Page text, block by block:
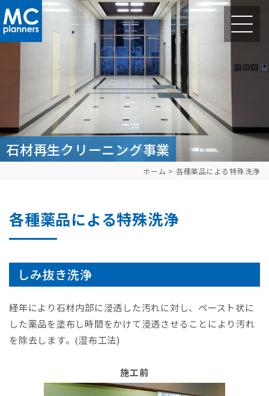
石材再生クリーニング事業
ホーム > 各種薬品による特殊洗浄
各種薬品による特殊洗浄
しみ抜き洗浄
経年により石材内部に浸透した汚れに対し、ペースト状に
した薬品を塗布し時間をかけて浸透させることにより汚れ
を除去します。(湿布工法)
施工前